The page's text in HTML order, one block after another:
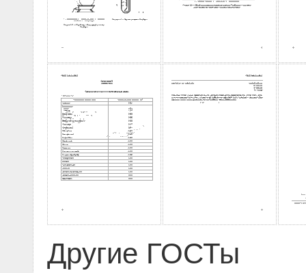
Другие ГОСТы